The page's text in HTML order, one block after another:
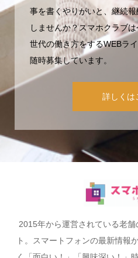
事を書くやりがいと、継続
しませんか？スマホクラブ
世代の働き方をするWEBラ
随時募集しています。
詳しくは
2015年から運営されている老
ト。スマートフォンの最新情報